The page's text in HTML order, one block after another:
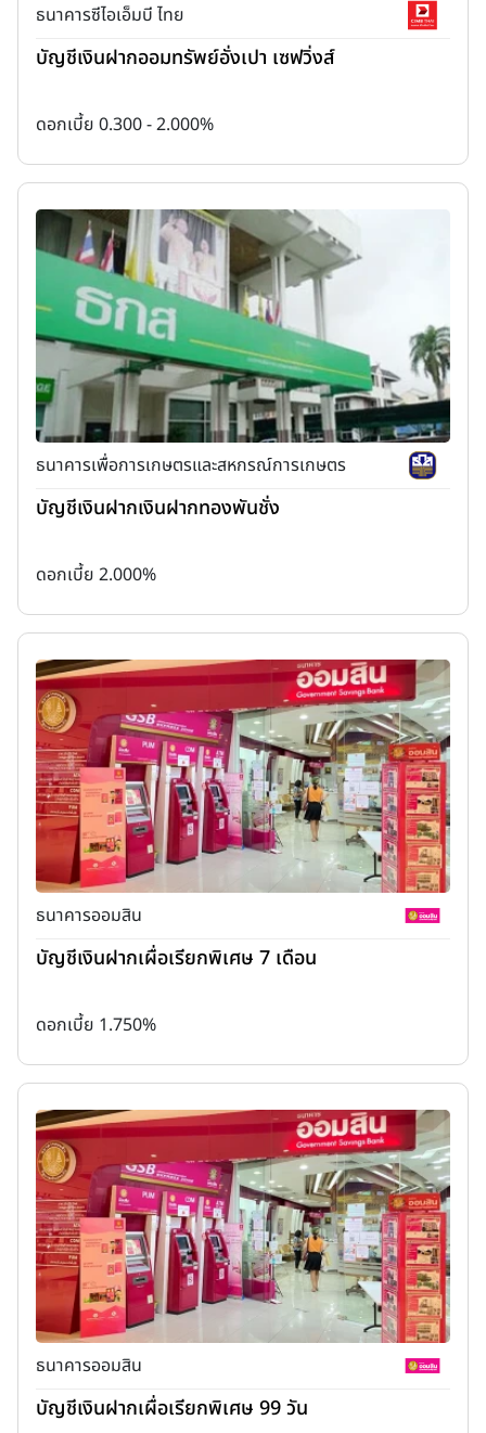
ธนาคารซีไอเอ็มบี ไทย
บัญชีเงินฝากออมทรัพย์อั่งเปา เซฟวิ่งส์
ดอกเบี้ย 0.300 - 2.000%
ธนาคารเพื่อการเกษตรและสหกรณ์การเกษตร
บัญชีเงินฝากเงินฝากทองพันชั่ง
ดอกเบี้ย 2.000%
ธนาคารออมสิน
บัญชีเงินฝากเผื่อเรียกพิเศษ 7 เดือน
ดอกเบี้ย 1.750%
ธนาคารออมสิน
บัญชีเงินฝากเผื่อเรียกพิเศษ 99 วัน